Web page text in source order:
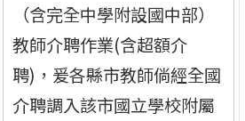
（含完全中學附設國中部）
教師介聘作業(含超額介
聘)，爰各縣市教師倘經全國
介聘調入該市國立學校附屬